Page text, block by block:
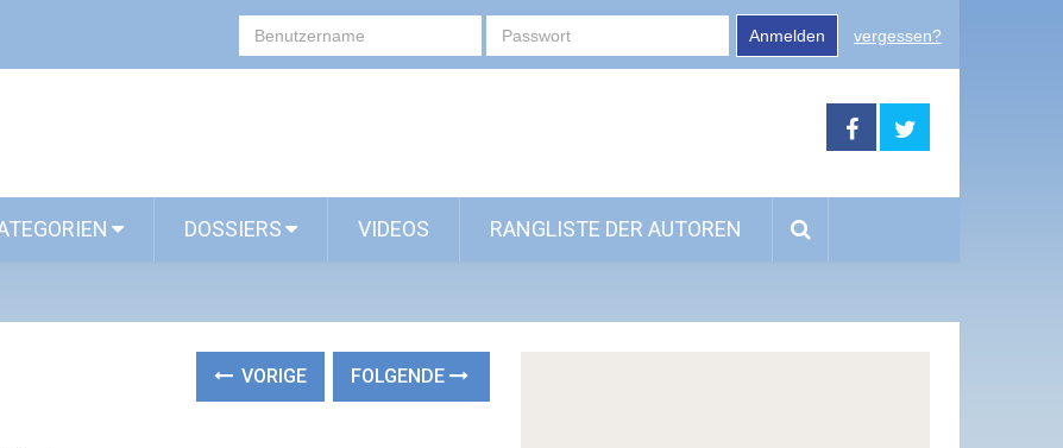
Anmelden vergessen?
DOSSIERS VIDEOS RANGLISTE DER AUTOREN
VORIGE FOLGENDE